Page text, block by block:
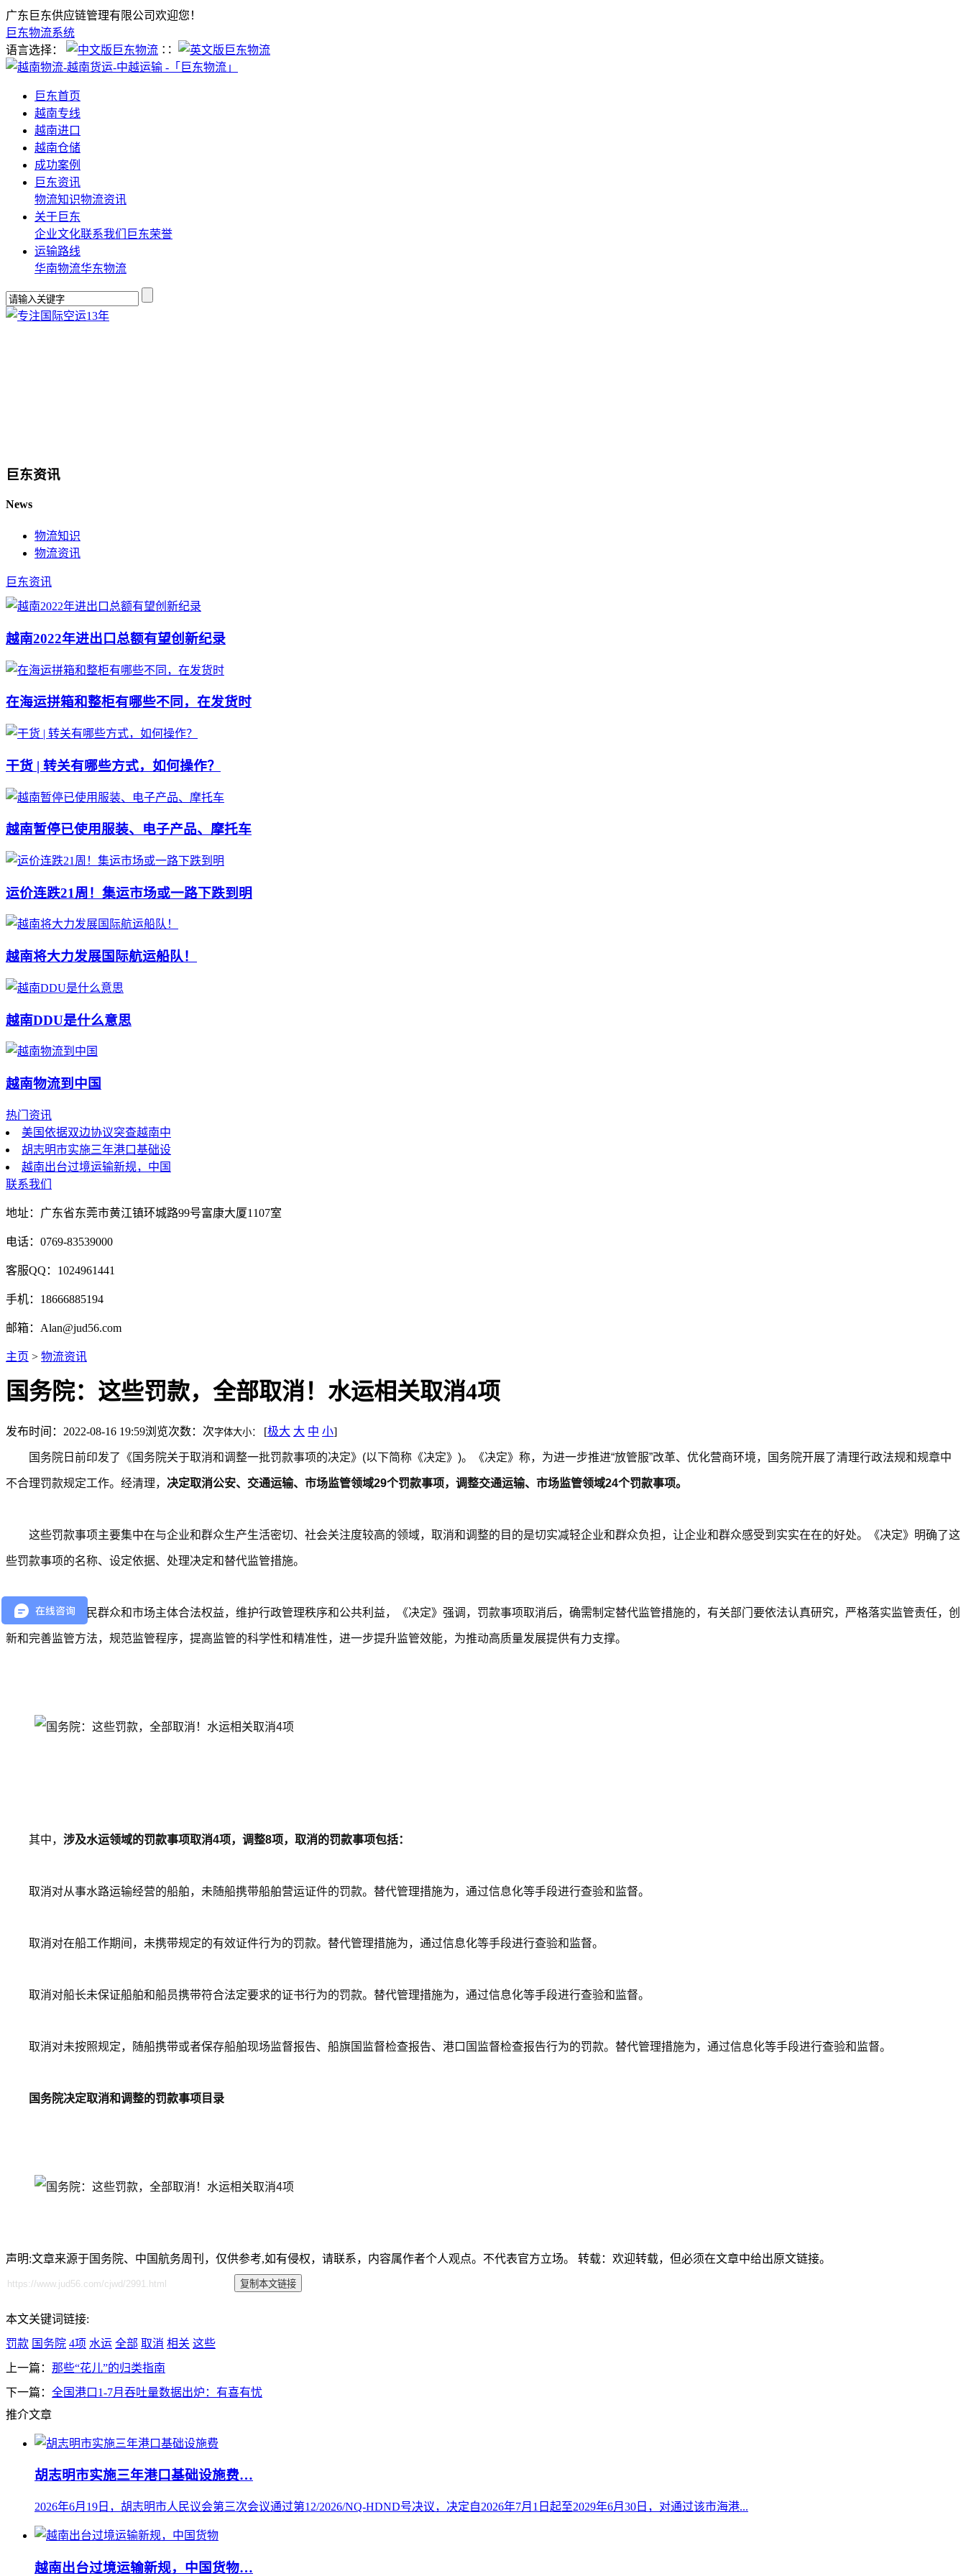
广东巨东供应链管理有限公司欢迎您！
巨东物流系统
语言选择：
∷
巨东首页
越南专线
越南进口
越南仓储
成功案例
巨东资讯
物流知识物流资讯
关于巨东
企业文化联系我们 巨东荣誉
运输路线
华南物流华东物流
巨东资讯
News
物流知识
物流资讯
巨东资讯
越南2022年进出口总额有望创新纪录
在海运拼箱和整柜有哪些不同，在发货时
干货 | 转关有哪些方式，如何操作？
越南暂停已使用服装、电子产品、摩托车
运价连跌21周！集运市场或一路下跌到明
越南将大力发展国际航运船队！
越南DDU是什么意思
越南物流到中国
热门资讯
美国依据双边协议突查越南中
胡志明市实施三年港口基础设
越南出台过境运输新规，中国
联系我们
地址：广东省东莞市黄江镇环城路99号富康大厦1107室
电话：0769-83539000
客服QQ：1024961441
手机：18666885194
邮箱：Alan@jud56.com
主页 > 物流资讯
国务院：这些罚款，全部取消！水运相关取消4项
发布时间：2022-08-16 19:59浏览次数： 次字体大小： [极大 大 中 小]
国务院日前印发了《国务院关于取消和调整一批罚款事项的决定》(以下简称《决定》)。《决定》称，为进一步推进“放管服”改革、优化营商环境，国务院开展了清理行政法规和规章中
不合理罚款规定工作。经清理， 决定取消公安、交通运输、市场监管领域29个罚款事项，调整交通运输、市场监管领域24个罚款事项。
这些罚款事项主要集中在与企业和群众生产生活密切、社会关注度较高的领域，取消和调整的目的是切实减轻企业和群众负担，让企业和群众感受到实实在在的好处。《决定》明确了这
些罚款事项的名称、设定依据、处理决定和替代监管措施。
为了保护人民群众和市场主体合法权益，维护行政管理秩序和公共利益，《决定》强调，罚款事项取消后，确需制定替代监管措施的，有关部门要依法认真研究，严格落实监管责任，创
新和完善监管方法，规范监管程序，提高监管的科学性和精准性，进一步提升监管效能，为推动高质量发展提供有力支撑。
其中， 涉及水运领域的罚款事项取消4项，调整8项，取消的罚款事项包括：
取消对从事水路运输经营的船舶，未随船携带船舶营运证件的罚款。替代管理措施为，通过信息化等手段进行查验和监督。
取消对在船工作期间，未携带规定的有效证件行为的罚款。替代管理措施为，通过信息化等手段进行查验和监督。
取消对船长未保证船舶和船员携带符合法定要求的证书行为的罚款。替代管理措施为，通过信息化等手段进行查验和监督。
取消对未按照规定，随船携带或者保存船舶现场监督报告、船旗国监督检查报告、港口国监督检查报告行为的罚款。替代管理措施为，通过信息化等手段进行查验和监督。
国务院决定取消和调整的罚款事项目录
声明:文章来源于国务院、中国航务周刊，仅供参考,如有侵权，请联系，内容属作者个人观点。不代表官方立场。 转载：欢迎转载，但必须在文章中给出原文链接。
本文关键词链接:
罚款 国务院 4项 水运 全部 取消 相关 这些
上一篇： 那些“花儿”的归类指南
下一篇： 全国港口1-7月吞吐量数据出炉：有喜有忧
推介文章
胡志明市实施三年港口基础设施费…
2026年6月19日，胡志明市人民议会第三次会议通过第12/2026/NQ-HDND号决议，决定自2026年7月1日起至2029年6月30日，对通过该市海港...
越南出台过境运输新规，中国货物…